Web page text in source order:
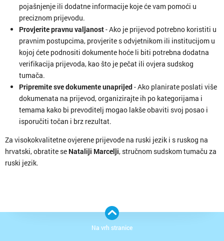
pojašnjenje ili dodatne informacije koje će vam pomoći u
preciznom prijevodu.
Provjerite pravnu valjanost- Ako je prijevod potrebno koristiti u
pravnim postupcima, provjerite s odvjetnikom ili institucijom u
kojoj ćete podnositi dokumente hoće li biti potrebna dodatna
verifikacija prijevoda, kao što je pečat ili ovjera sudskog
tumača.
Pripremite sve dokumente unaprijed- Ako planirate poslati više
dokumenata na prijevod, organizirajte ih po kategorijama i
temama kako bi prevoditelj mogao lakše obaviti svoj posao i
isporučiti točan i brz rezultat.
Za visokokvalitetne ovjerene prijevode na ruski jezik i s ruskog na
hrvatski, obratite se Nataliji Marcelji, stručnom sudskom tumaču za
ruski jezik.
Na vrh stranice